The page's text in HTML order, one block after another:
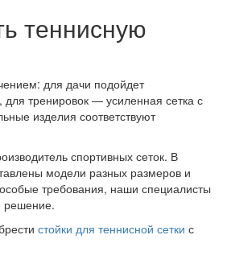
теннисную
для дачи подойдет
для тренировок — усиленная сетка с
изделия соответствуют
спортивных сеток. В
модели разных размеров и
требования, наши специалисты
решение.
стойки для теннисной сетки с